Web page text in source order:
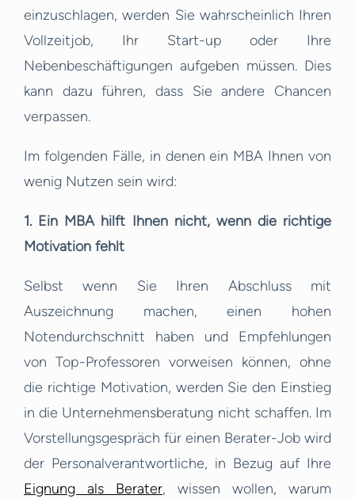
einzuschlagen, werden Sie wahrscheinlich Ihren
Vollzeitjob, Ihr Start-up oder Ihre
Nebenbeschäftigungen aufgeben müssen. Dies
kann dazu führen, dass Sie andere Chancen
verpassen.
Im folgenden Fälle, in denen ein MBA Ihnen von
wenig Nutzen sein wird:
1. Ein MBA hilft Ihnen nicht, wenn die richtige
Motivation fehlt
Selbst wenn Sie Ihren Abschluss mit
Auszeichnung machen, einen hohen
Notendurchschnitt haben und Empfehlungen
von Top-Professoren vorweisen können, ohne
die richtige Motivation, werden Sie den Einstieg
in die Unternehmensberatung nicht schaffen. Im
Vorstellungsgespräch für einen Berater-Job wird
der Personalverantwortliche, in Bezug auf Ihre
Eignung als Berater, wissen wollen, warum